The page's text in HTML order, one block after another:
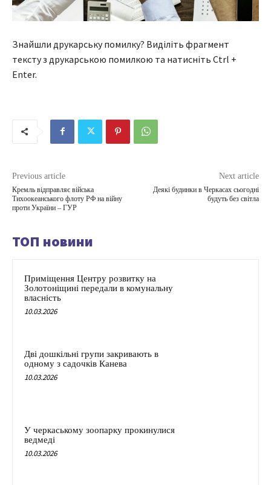
Знайшли друкарську помилку? Виділіть фрагмент
тексту з друкарською помилкою та натисніть Ctrl +
Enter.
Previous article
Кремль відправляє війська
Тихоокеанського флоту РФ на війну
проти України – ГУР
Next article
Деякі будинки в Черкасах сьогодні
будуть без світла
ТОП новини
Приміщення Центру розвитку на
Золотоніщині передали в комунальну
власність
10.03.2026
Дві дошкільні групи закривають в
одному з садочків Канева
10.03.2026
У черкаському зоопарку прокинулися
ведмеді
10.03.2026